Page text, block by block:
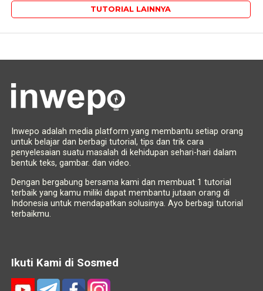
TUTORIAL LAINNYA
Inwepo adalah media platform yang membantu setiap orang
untuk belajar dan berbagi tutorial, tips dan trik cara
penyelesaian suatu masalah di kehidupan sehari-hari dalam
bentuk teks, gambar. dan video.
Dengan bergabung bersama kami dan membuat 1 tutorial
terbaik yang kamu miliki dapat membantu jutaan orang di
Indonesia untuk mendapatkan solusinya. Ayo berbagi tutorial
terbaikmu.
Ikuti Kami di Sosmed